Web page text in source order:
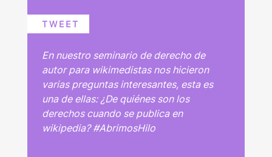
TWEET
En nuestro seminario de derecho de
autor para wikimedistas nos hicieron
varias preguntas interesantes, esta es
una de ellas: ¿De quiénes son los
derechos cuando se publica en
wikipedia? #AbrimosHilo